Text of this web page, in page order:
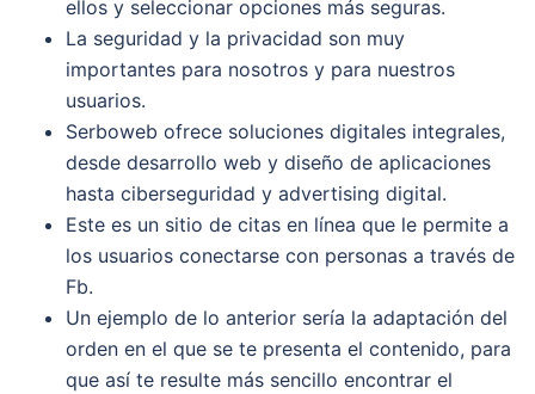
ellos y seleccionar opciones más seguras.
La seguridad y la privacidad son muy
importantes para nosotros y para nuestros
usuarios.
Serboweb ofrece soluciones digitales integrales,
desde desarrollo web y diseño de aplicaciones
hasta ciberseguridad y advertising digital.
Este es un sitio de citas en línea que le permite a
los usuarios conectarse con personas a través de
Fb.
Un ejemplo de lo anterior sería la adaptación del
orden en el que se te presenta el contenido, para
que así te resulte más sencillo encontrar el